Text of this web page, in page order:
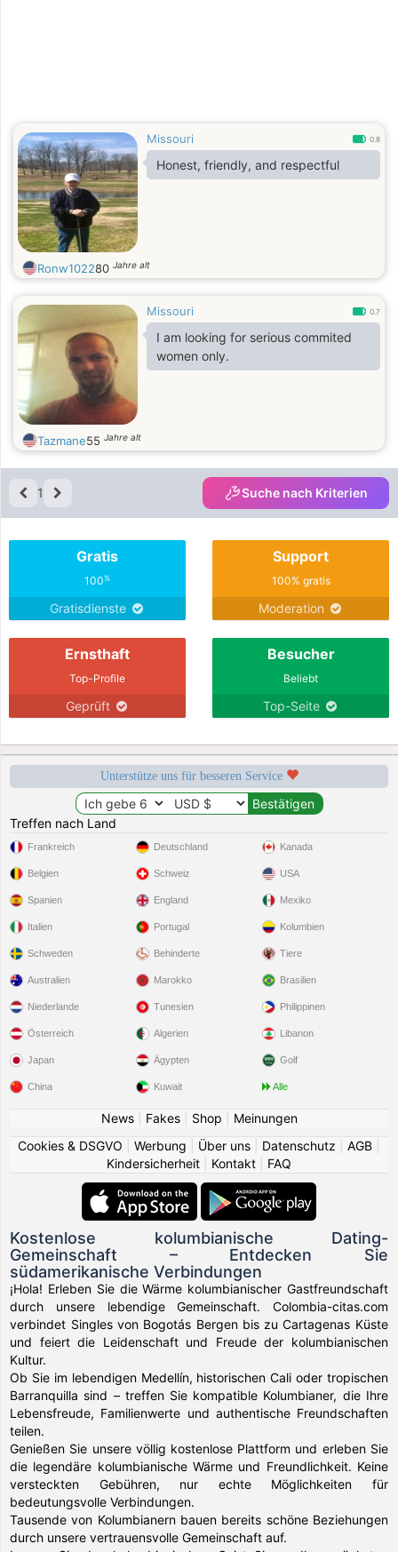
Missouri 0.8
Honest, friendly, and respectful
Ronw102280 Jahre alt
Missouri 0.7
I am looking for serious commited
women only.
Tazmane55 Jahre alt
1 Suche nach Kriterien
Gratis
100%
Gratisdienste
Support
100% gratis
Moderation
Ernsthaft
Top-Profile
Geprüft
Besucher
Beliebt
Top-Seite
Unterstütze uns für besseren Service
Treffen nach Land
Frankreich
Belgien
Spanien
Italien
Schweden
Deutschland
Schweiz
England
Portugal
Behinderte
Kanada
USA
Mexiko
Kolumbien
Tiere
Australien
Niederlande
Österreich
Japan
China
Marokko
Tunesien
Algerien
Ägypten
Kuwait
Brasilien
Philippinen
Libanon
Golf
Alle
News| Fakes| Shop
Meinungen
Cookies & DSGVO
Werbung Über uns Datenschutz AGB
Kindersicherheit
Kontakt FAQ
Kostenlose kolumbianische Dating-
Gemeinschaft – Entdecken Sie
südamerikanische Verbindungen
¡Hola! Erleben Sie die Wärme kolumbianischer Gastfreundschaft
durch unsere lebendige Gemeinschaft. Colombia-citas.com
verbindet Singles von Bogotás Bergen bis zu Cartagenas Küste
und feiert die Leidenschaft und Freude der kolumbianischen
Kultur.
Ob Sie im lebendigen Medellín, historischen Cali oder tropischen
Barranquilla sind – treffen Sie kompatible Kolumbianer, die Ihre
Lebensfreude, Familienwerte und authentische Freundschaften
teilen.
Genießen Sie unsere völlig kostenlose Plattform und erleben Sie
die legendäre kolumbianische Wärme und Freundlichkeit. Keine
versteckten Gebühren, nur echte Möglichkeiten für
bedeutungsvolle Verbindungen.
Tausende von Kolumbianern bauen bereits schöne Beziehungen
durch unsere vertrauensvolle Gemeinschaft auf.